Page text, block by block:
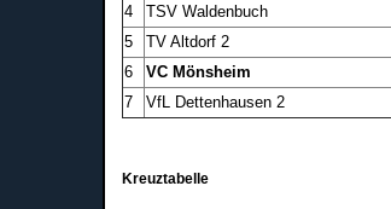
4
TSV Waldenbuch
5
TV Altdorf 2
6
VC Mönsheim
7
VfL Dettenhausen 2
Kreuztabelle